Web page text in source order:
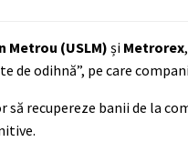
Metrou (USLM) și Metrorex
odihnă”, pe care
recupereze banii de la